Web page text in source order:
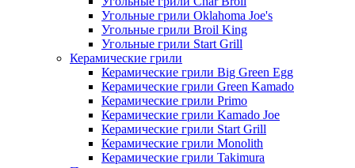
Угольные грили Oklahoma Joe's
Угольные грили Broil King
Угольные грили Start Grill
Керамические грили
Керамические грили Big Green Egg
Керамические грили Green Kamado
Керамические грили Primo
Керамические грили Kamado Joe
Керамические грили Start Grill
Керамические грили Monolith
Керамические грили Takimura